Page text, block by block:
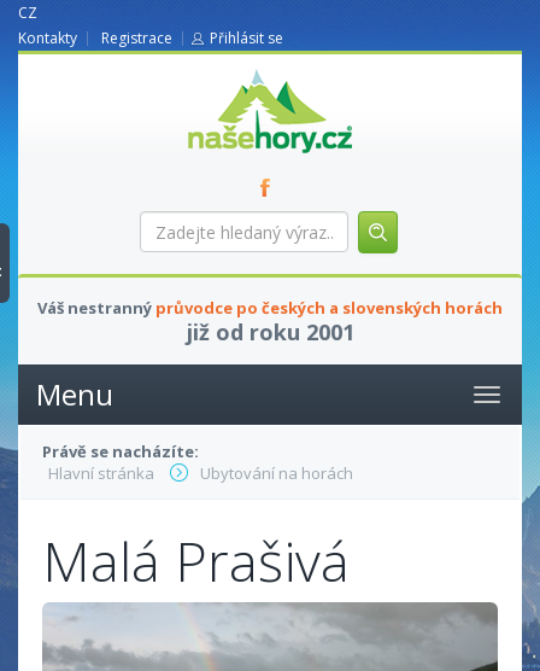
CZ
Kontakty
Registrace Přihlásit se
nasehory.cz
Zadejte
hledaný
Váš nestranný průvodce po českých a slovenských horách
již od roku 2001
Menu
Právě se nacházíte:
Hlavní stránka
Ubytování na horách
Malá Prašivá